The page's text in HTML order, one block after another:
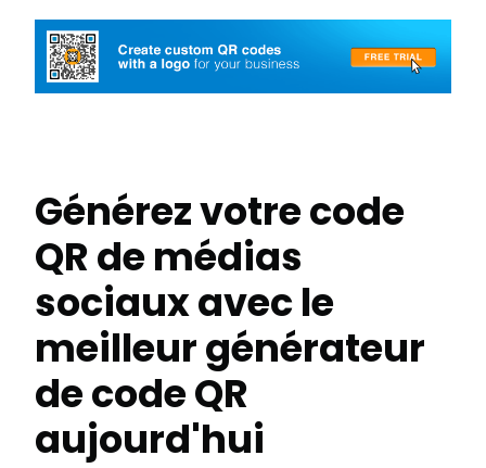
Générez votre code
QR de médias
sociaux avec le
meilleur générateur
de code QR
aujourd'hui